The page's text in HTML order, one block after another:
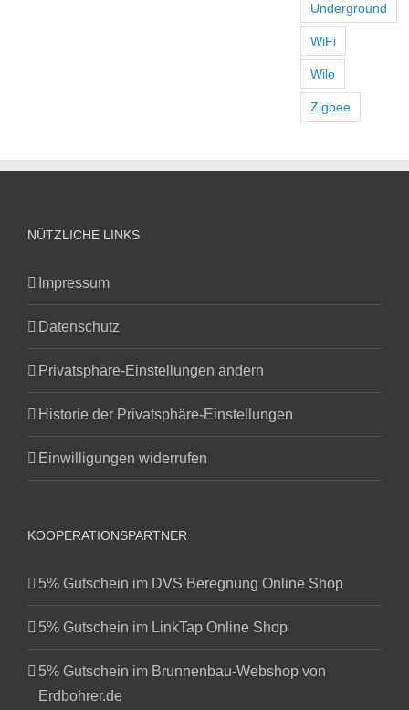
Underground
WiFi
Wilo
Zigbee
NÜTZLICHE LINKS
Impressum
Datenschutz
Privatsphäre-Einstellungen ändern
Historie der Privatsphäre-Einstellungen
Einwilligungen widerrufen
KOOPERATIONSPARTNER
5% Gutschein im DVS Beregnung Online Shop
5% Gutschein im LinkTap Online Shop
5% Gutschein im Brunnenbau-Webshop von
Erdbohrer.de